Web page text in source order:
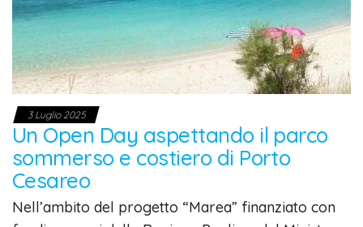
3 Luglio 2025
Un Open Day aspettando il parco
sommerso e costiero di Porto
Cesareo
Nell’ambito del progetto “Marea” finanziato con